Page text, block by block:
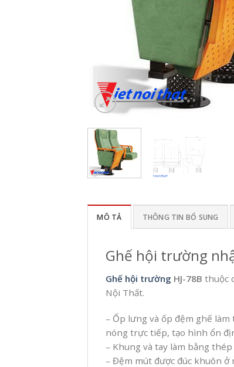
MÔ TẢ THÔNG TIN BỔ SUNG
Ghế hội trường
Ghế hội trường HJ-78Bthuộc
Nội Thất.
– Ốp lưng và ốp đệm ghế
nóng trực tiếp, tạo hình ổn
– Khung và tay làm bằng
– Đệm mút được đúc khuôn ở